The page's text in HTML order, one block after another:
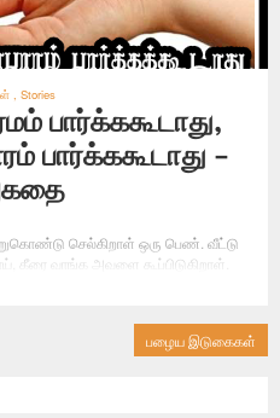
, Stories
பார்க்ககூடாது,
பார்க்ககூடாது -
செல்கிறாள் ஒரு பெண். வீட்டு
கீரை வாங்க அவளை கூப்பிடுகிறாள்.
பழைய இடுகைகள்